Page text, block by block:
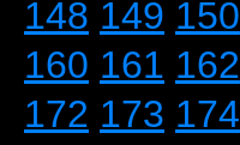
148 149 150
160 161 162
172 173 174